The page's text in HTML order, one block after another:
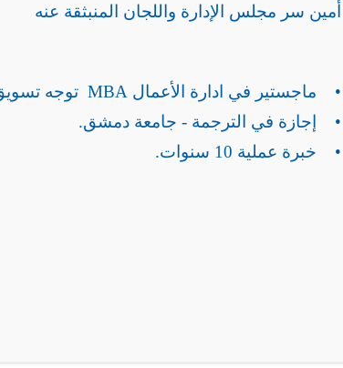
أمين سر مجلس الإدارة واللجان المنبثقة عنه
• ماجستير في ادارة الأعمال MBA توجه تسويق – المعهد العالي لإدارة الأعمال HIBA.
• إجازة في الترجمة - جامعة دمشق.
• خبرة عملية 10 سنوات.